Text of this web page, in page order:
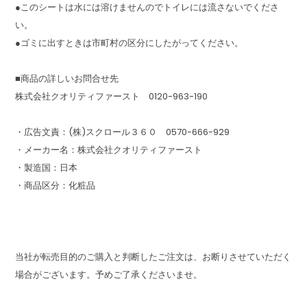
●このシートは水には溶けませんのでトイレには流さないでくださ
い。
●ゴミに出すときは市町村の区分にしたがってください。
■商品の詳しいお問合せ先
株式会社クオリティファースト 0120-963-190
・広告文責：(株)スクロール３６０ 0570-666-929
・メーカー名：株式会社クオリティファースト
・製造国：日本
・商品区分：化粧品
当社が転売目的のご購入と判断したご注文は、お断りさせていただく
場合がございます。予めご了承くださいませ。